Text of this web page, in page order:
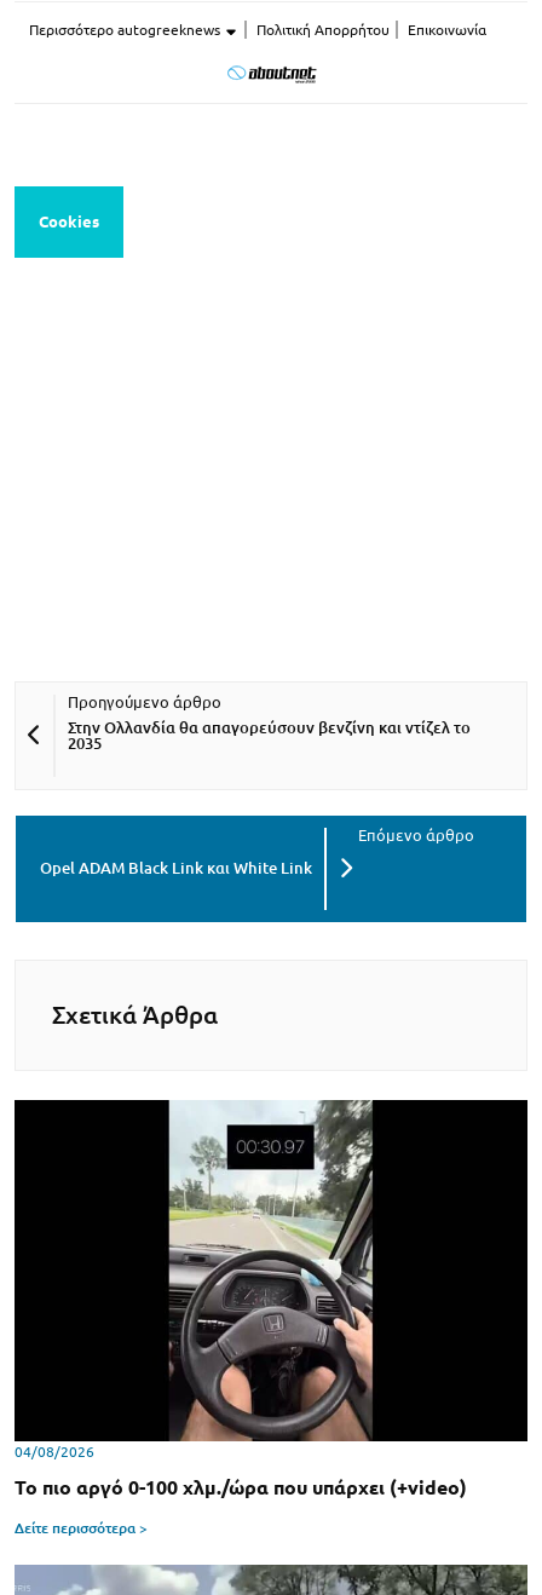
Στην Ολλανδία θα απαγορεύσουν βενζίνη και ντίζελ το
2035
Opel ADAM Black Link και White Link
Σχετικά Άρθρα
04/08/2026
Το πιο αργό 0-100 χλμ./ώρα που υπάρχει (+video)
Δείτε περισσότερα >